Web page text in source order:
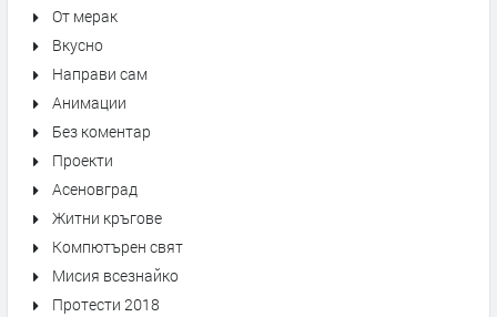
От мерак
Вкусно
Направи сам
Анимации
Без коментар
Проекти
Асеновград
Житни кръгове
Компютърен свят
Мисия всезнайко
Протести 2018